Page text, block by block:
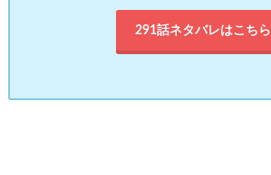
291話ネタバレはこちら